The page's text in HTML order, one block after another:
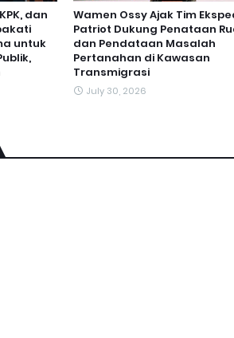
dan
untuk
Wamen Ossy Ajak Tim
Patriot Dukung Penataan
dan Pendataan Masalah
Pertanahan di Kawasan
Transmigrasi
July 30, 2026